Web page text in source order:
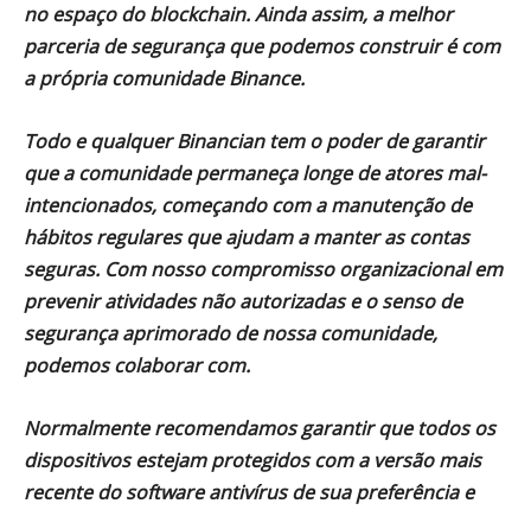
no espaço do blockchain. Ainda assim, a melhor
parceria de segurança que podemos construir é com
a própria comunidade Binance.
Todo e qualquer Binancian tem o poder de garantir
que a comunidade permaneça longe de atores mal-
intencionados, começando com a manutenção de
hábitos regulares que ajudam a manter as contas
seguras. Com nosso compromisso organizacional em
prevenir atividades não autorizadas e o senso de
segurança aprimorado de nossa comunidade,
podemos colaborar com.
Normalmente recomendamos garantir que todos os
dispositivos estejam protegidos com a versão mais
recente do software antivírus de sua preferência e